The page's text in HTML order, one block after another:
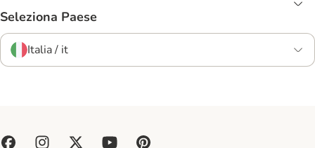
Seleziona Paese
Italia / it